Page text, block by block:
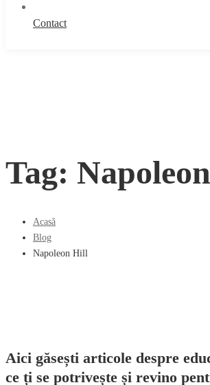
Contact
Tag:
Acasă
Blog
Napoleon Hill
Aici găsești articole despre
ce ți se potrivește și revino